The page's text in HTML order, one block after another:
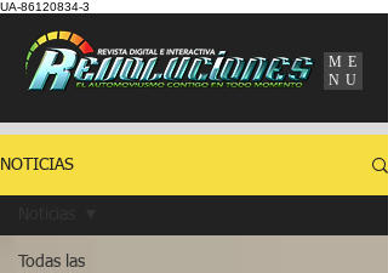
UA-86120834-3
ME
NU
NOTICIAS
Todas las